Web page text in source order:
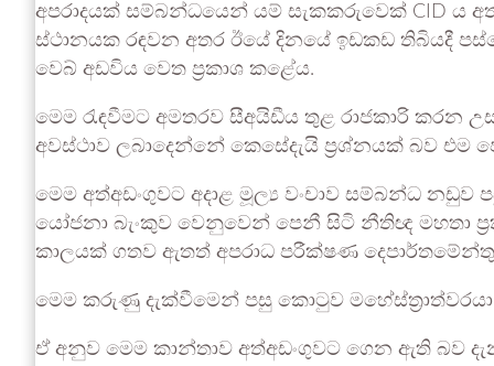
අපරාදයක් සම්බන්ධයෙන් යම් සැකකරුවෙක් CID ය
ස්ථානයක රඳවන අතර ඊයේ දිනයේ ඉඩකඩ තිබියදී
වෙබ් අඩවිය වෙත ප්‍රකාශ කළේය.
මෙම රැඳවීමට අමතරව සීඅයිඩීය තුළ රාජකාරි කරන
අවස්ථාව ලබාදෙන්නේ කෙසේදැයි ප්‍රශ්නයක් බව එම
මෙම අත්අඩංගුවට අදාළ මූල්‍ය වංචාව සම්බන්ධ නඩුව
යෝජනා බැංකුව වෙනුවෙන් පෙනී සිටි නීතිඥ මහතා
කාලයක් ගතව ඇතත් අපරාධ පරීක්ෂණ
මෙම කරුණු දැක්වීමෙන් පසු කොටුව
ඒ අනුව මෙම කාන්තාව අත්අඩංගුවට ගෙන ඇති බව